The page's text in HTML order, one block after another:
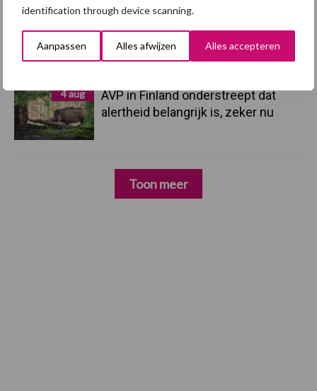
identification through device scanning.
Aanpassen Alles afwijzen Alles accepteren
Eliminatieprotocol voor
Mycoplasma hyopneumoniae
4 aug
AVP in Finland onderstreept dat
alertheid belangrijk is, zeker nu
Toon meer